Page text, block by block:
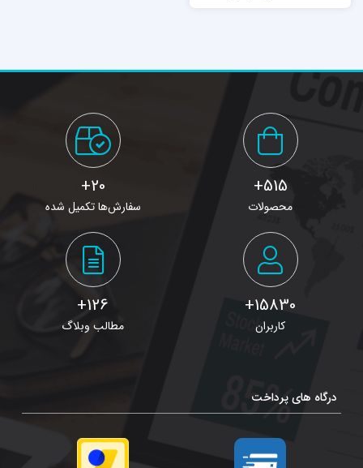
اداري قوه قضائيه در
515+
محصولات
20+
سفارش‌ها تکمیل شده
15830+
کاربران
126+
مطالب وبلاگ
درگاه های پرداخت